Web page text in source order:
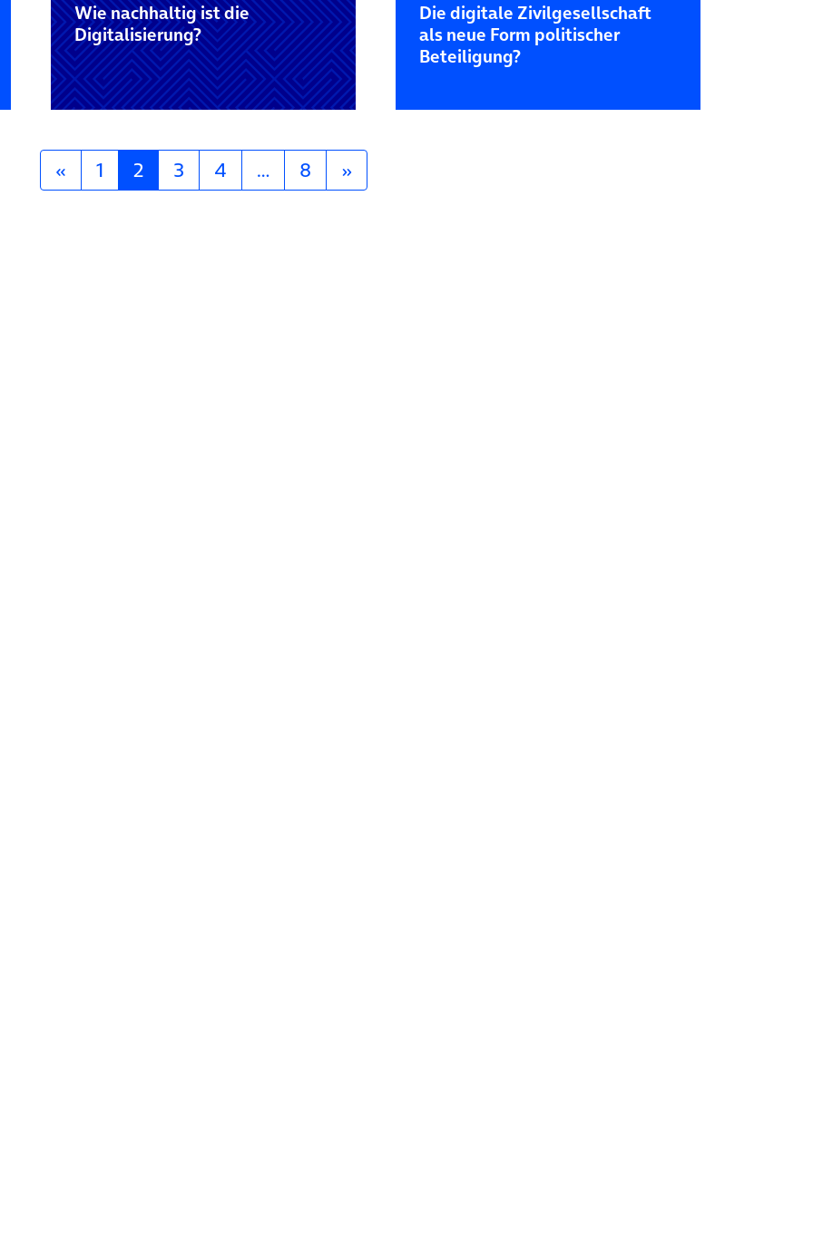
Wie nachhaltig ist die
Digitalisierung?
Die digitale Zivilgesellschaft
als neue Form politischer
Beteiligung?
« 1 2 3 4 … 8 »